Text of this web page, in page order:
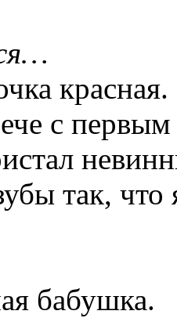
красная.
с
так,
бабушка.